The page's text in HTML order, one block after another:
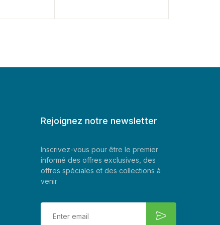
Rejoignez notre newsletter
Inscrivez-vous pour être le premier
informé des offres exclusives, des
offres spéciales et des collections à
venir